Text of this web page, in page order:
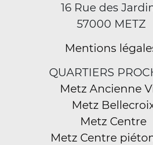
16 Rue des
57000 METZ
Mentions
QUARTIERS
Metz Ancienne
Metz
Metz Centre
Metz Centre